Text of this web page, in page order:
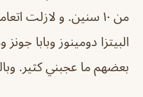
من ١٠ سنين. و لازلت
البيتزا دومينوز وبابا
بعضهم ما عجبني كثير.